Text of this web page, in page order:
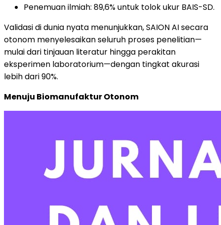
Penemuan ilmiah: 89,6% untuk tolok ukur BAIS-SD.
Validasi di dunia nyata menunjukkan, SAION AI secara
otonom menyelesaikan seluruh proses penelitian—
mulai dari tinjauan literatur hingga perakitan
eksperimen laboratorium—dengan tingkat akurasi
lebih dari 90%.
Menuju Biomanufaktur Otonom